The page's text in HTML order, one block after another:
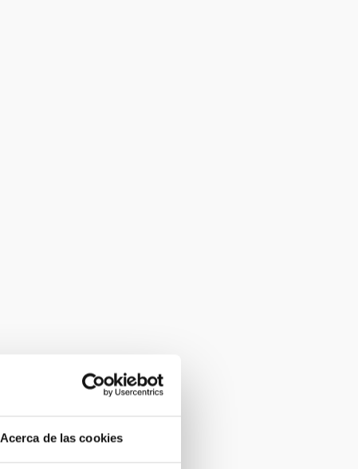
Acerca de las cookies